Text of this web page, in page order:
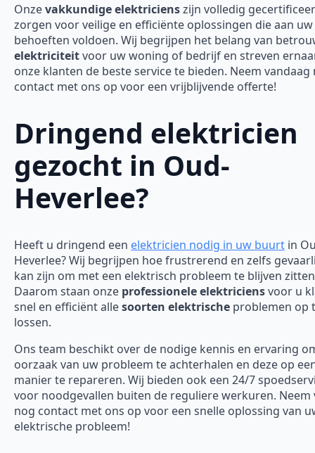
Onzevakkundige elektricienszijn volledig
zorgen voor veilige en efficiënte oplossingen die aan uw
behoeften voldoen. Wij begrijpen het belang van
elektriciteitvoor uw woning of bedrijf en streven
onze klanten de beste service te bieden. Neem vandaag
contact met ons op voor een vrijblijvende offerte!
Dringend elektricien
gezocht in Oud-
Heverlee?
Heeft u dringend een elektricien nodig in uw buurt in
Heverlee? Wij begrijpen hoe frustrerend en zelfs
kan zijn om met een elektrisch probleem te blijven
Daarom staan onze professionele elektriciensvoor u
snel en efficiënt allesoorten elektrische problemen op
lossen.
Ons team beschikt over de nodige kennis en ervaring
oorzaak van uw probleem te achterhalen en deze op
manier te repareren. Wij bieden ook een 24/7
voor noodgevallen buiten de reguliere werkuren. Neem
nog contact met ons op voor een snelle oplossing van
elektrische probleem!